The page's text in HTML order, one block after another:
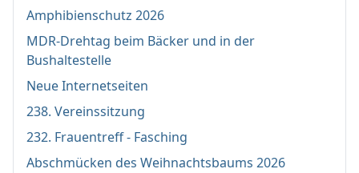
Amphibienschutz 2026
MDR-Drehtag beim Bäcker und in der
Bushaltestelle
Neue Internetseiten
238. Vereinssitzung
232. Frauentreff - Fasching
Abschmücken des Weihnachtsbaums 2026